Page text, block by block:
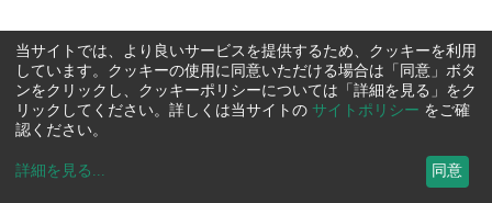
当サイトでは、より良いサービスを提供するため、クッキーを利用
しています。クッキーの使用に同意いただける場合は「同意」ボタ
ンをクリックし、クッキーポリシーについては「詳細を見る」をク
リックしてください。詳しくは当サイトの サイトポリシー をご確
認ください。
詳細を見る ... 同意